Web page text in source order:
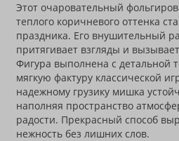
Этот очаровательный
теплого коричневого оттенка
праздника. Его внушительный
притягивает взгляды и
Фигура выполнена с детальной
мягкую фактуру классической
надежному грузику мишка
наполняя пространство
радости. Прекрасный способ
нежность без лишних слов.